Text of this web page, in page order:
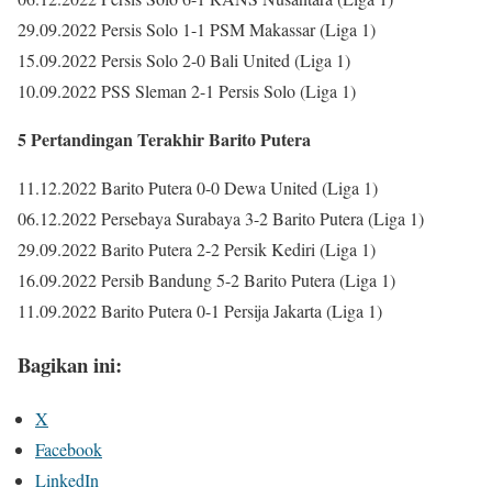
29.09.2022 Persis Solo 1-1 PSM Makassar (Liga 1)
15.09.2022 Persis Solo 2-0 Bali United (Liga 1)
10.09.2022 PSS Sleman 2-1 Persis Solo (Liga 1)
5 Pertandingan Terakhir Barito Putera
11.12.2022 Barito Putera 0-0 Dewa United (Liga 1)
06.12.2022 Persebaya Surabaya 3-2 Barito Putera (Liga 1)
29.09.2022 Barito Putera 2-2 Persik Kediri (Liga 1)
16.09.2022 Persib Bandung 5-2 Barito Putera (Liga 1)
11.09.2022 Barito Putera 0-1 Persija Jakarta (Liga 1)
Bagikan ini:
X
Facebook
LinkedIn